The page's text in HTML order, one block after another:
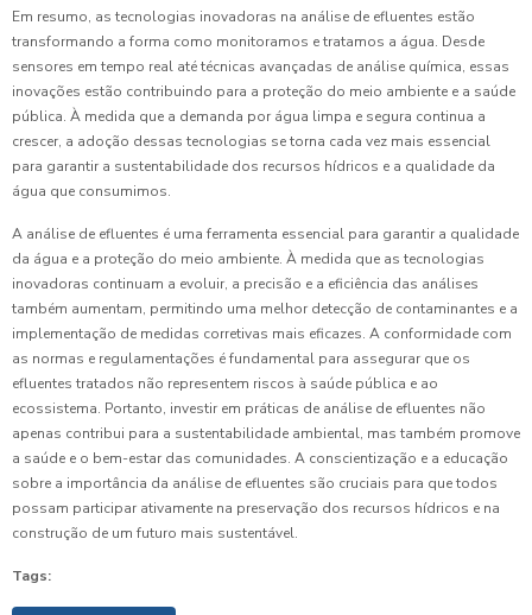
Em resumo, as tecnologias inovadoras na análise de efluentes estão
transformando a forma como monitoramos e tratamos a água. Desde
sensores em tempo real até técnicas avançadas de análise química, essas
inovações estão contribuindo para a proteção do meio ambiente e a saúde
pública. À medida que a demanda por água limpa e segura continua a
crescer, a adoção dessas tecnologias se torna cada vez mais essencial
para garantir a sustentabilidade dos recursos hídricos e a qualidade da
água que consumimos.
A análise de efluentes é uma ferramenta essencial para garantir a qualidade
da água e a proteção do meio ambiente. À medida que as tecnologias
inovadoras continuam a evoluir, a precisão e a eficiência das análises
também aumentam, permitindo uma melhor detecção de contaminantes e a
implementação de medidas corretivas mais eficazes. A conformidade com
as normas e regulamentações é fundamental para assegurar que os
efluentes tratados não representem riscos à saúde pública e ao
ecossistema. Portanto, investir em práticas de análise de efluentes não
apenas contribui para a sustentabilidade ambiental, mas também promove
a saúde e o bem-estar das comunidades. A conscientização e a educação
sobre a importância da análise de efluentes são cruciais para que todos
possam participar ativamente na preservação dos recursos hídricos e na
construção de um futuro mais sustentável.
Tags: